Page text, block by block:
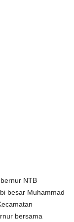
NTB
besar Muhammad
bersama